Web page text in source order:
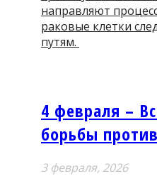
направляют
раковые клетки
путям.
4 февраля –
борьбы
3 февраля, 2026